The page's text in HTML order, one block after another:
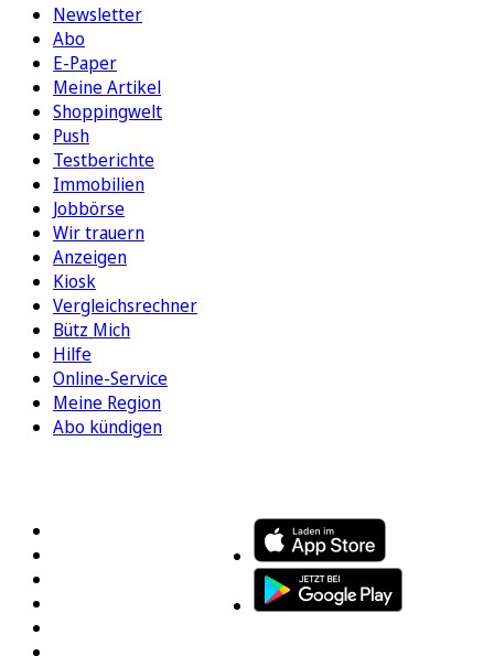
Newsletter
Abo
E-Paper
Meine Artikel
Shoppingwelt
Push
Testberichte
Immobilien
Jobbörse
Wir trauern
Anzeigen
Kiosk
Vergleichsrechner
Bütz Mich
Hilfe
Online-Service
Meine Region
Abo kündigen